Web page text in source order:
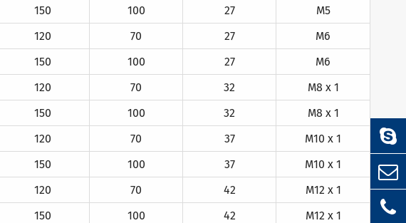
150 100 27
M5
120 70 27
M6
150 100 27
M6
120 70 32
M8 x 1
150 100 32
M8 x 1
120 70 37
M10 x 1
150 100 37
M10 x 1
120 70 42
M12 x 1
150 100 42
M12 x 1